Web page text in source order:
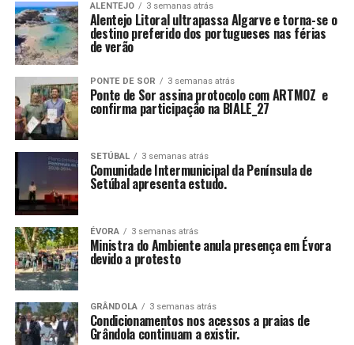
ALENTEJO 3 semanas atrás
Alentejo Litoral ultrapassa Algarve e torna-se o
destino preferido dos portugueses nas férias
de verão
PONTE DE SOR 3 semanas atrás
Ponte de Sor assina protocolo com ARTMOZ e
confirma participação na BIALE_27
SETÚBAL 3 semanas atrás
Comunidade Intermunicipal da Península de
Setúbal apresenta estudo.
ÉVORA 3 semanas atrás
Ministra do Ambiente anula presença em Évora
devido a protesto
GRÂNDOLA 3 semanas atrás
Condicionamentos nos acessos a praias de
Grândola continuam a existir.